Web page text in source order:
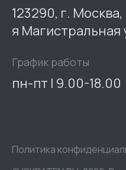
123290, г.
я Магистральная
График работы
пн-пт | 9.00-18.00
Политика